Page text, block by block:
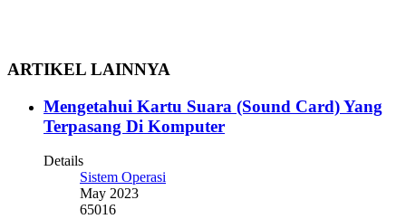
ARTIKEL LAINNYA
Mengetahui Kartu Suara (Sound Card) Yang
Terpasang Di Komputer
Details
Sistem Operasi
May 2023
65016